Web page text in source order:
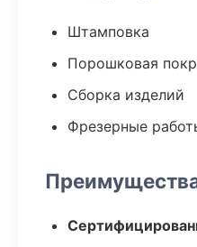
Штамповка
Порошковая
Сборка изделий
Фрезерные